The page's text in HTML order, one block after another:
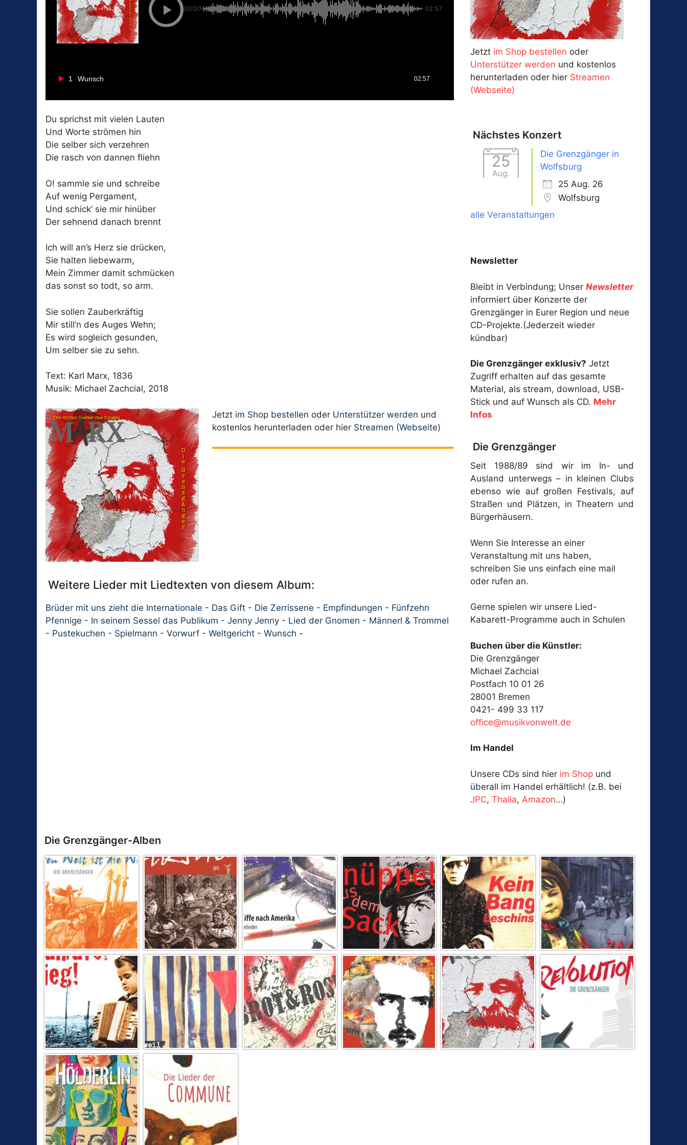
00:00 -02:57
1 Wunsch 02:57
Du sprichst mit vielen Lauten
Und Worte strömen hin
Die selber sich verzehren
Die rasch von dannen fliehn
O! sammle sie und schreibe
Auf wenig Pergament,
Und schick‘ sie mir hinüber
Der sehnend danach brennt
Ich will an’s Herz sie drücken,
Sie halten liebewarm,
Mein Zimmer damit schmücken
das sonst so todt, so arm.
Sie sollen Zauberkräftig
Mir still’n des Auges Wehn;
Es wird sogleich gesunden,
Um selber sie zu sehn.
Text: Karl Marx, 1836
Musik: Michael Zachcial, 2018
Jetzt im Shop bestellen oder Unterstützer werden und
kostenlos herunterladen oder hier Streamen (Webseite)
Weitere Lieder mit Liedtexten von diesem Album:
Brüder mit uns zieht die Internationale - Das Gift - Die Zerrissene - Empfindungen - Fünfzehn
Pfennige - In seinem Sessel das Publikum - Jenny Jenny - Lied der Gnomen - Männerl & Trommel
- Pustekuchen - Spielmann - Vorwurf - Weltgericht - Wunsch -
Jetzt im Shop bestellen oder
Unterstützer werden und kostenlos
herunterladen oder hier Streamen
(Webseite)
Nächstes Konzert
25
Aug.
Die Grenzgänger in
Wolfsburg
25 Aug. 26
Wolfsburg
alle Veranstaltungen
Newsletter
Bleibt in Verbindung; Unser Newsletter
informiert über Konzerte der
Grenzgänger in Eurer Region und neue
CD-Projekte.(Jederzeit wieder
kündbar)
Die Grenzgänger exklusiv? Jetzt
Zugriff erhalten auf das gesamte
Material, als stream, download, USB-
Stick und auf Wunsch als CD. Mehr
Infos
Die Grenzgänger
Seit 1988/89 sind wir im In- und
Ausland unterwegs – in kleinen Clubs
ebenso wie auf großen Festivals, auf
Straßen und Plätzen, in Theatern und
Bürgerhäusern.
Wenn Sie Interesse an einer
Veranstaltung mit uns haben,
schreiben Sie uns einfach eine mail
oder rufen an.
Gerne spielen wir unsere Lied-
Kabarett-Programme auch in Schulen
Buchen über die Künstler:
Die Grenzgänger
Michael Zachcial
Postfach 10 01 26
28001 Bremen
0421- 499 33 117
ed.tl
ewnov
kisum
@ecif
fo
Im Handel
Unsere CDs sind hier im Shop und
überall im Handel erhältlich! (z.B. bei
JPC,Thalia, Amazon…)
Die Grenzgänger-Alben